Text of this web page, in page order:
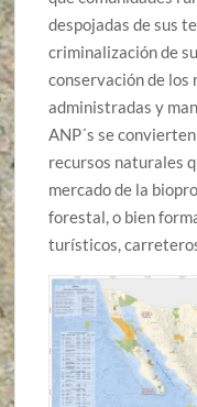
despojadas de sus
criminalización de
conservación de los
administradas y
ANP´s se
recursos naturales
mercado de la
forestal, o bien
turísticos,